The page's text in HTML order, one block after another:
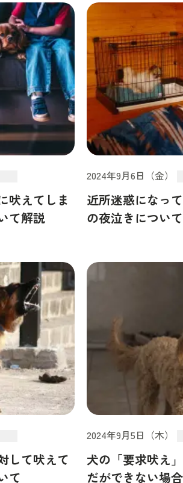
吠えてしま
て解説
2024年9月6日（金）
近所迷惑になっ
の夜泣きについ
して吠えて
て
2024年9月5日（木）
犬の「要求吠え
だができない場